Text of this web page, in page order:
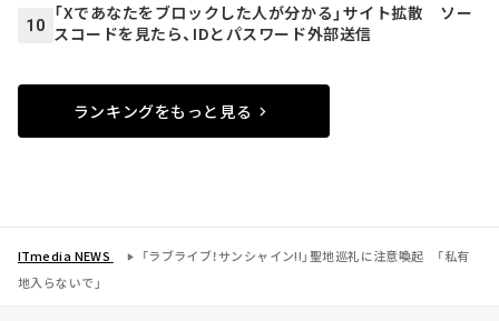
10
「Xであなたをブロックした人が分かる」サイト拡散 ソー
スコードを見たら、IDとパスワード外部送信
ランキングをもっと見る
ITmedia NEWS
「ラブライブ！サンシャイン!!」聖地巡礼に注意喚起 「私有
地入らないで」